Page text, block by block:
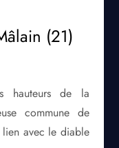
(21)
hauteurs de la
commune de
avec le diable